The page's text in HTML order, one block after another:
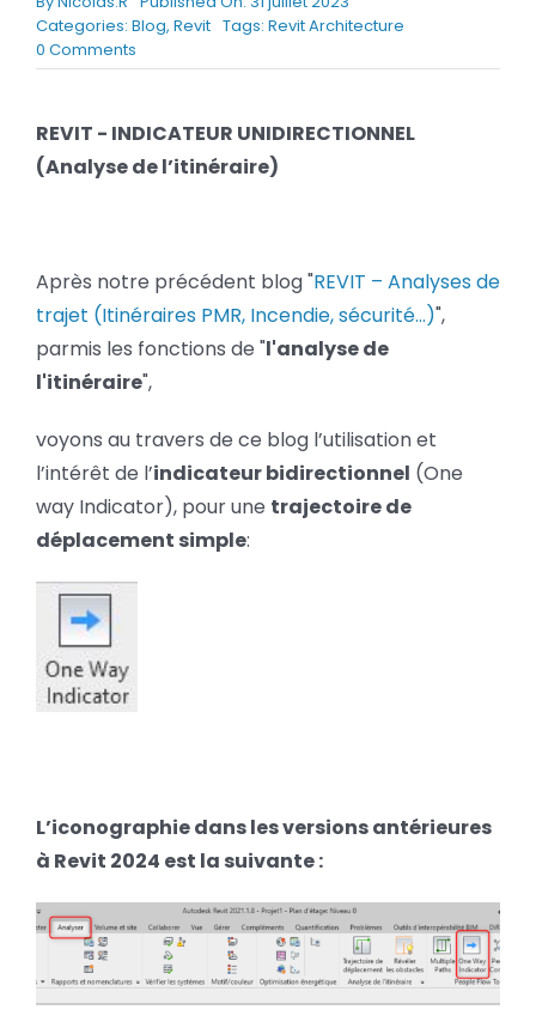
BLOG
Rechercher:
Categories: Blog, Revit Tags: Revit Architecture
0 Commentson
REVIT
UNIDIRECTIONNEL
(Trajectoire
REVIT - INDICATEUR UNIDIRECTIONNEL
(Analyse de l’itinéraire)
Après notre précédent blog "REVIT – Analyses de
trajet (Itinéraires PMR, Incendie, sécurité…)",
parmis les fonctions de "l'analyse de
l'itinéraire",
voyons au travers de ce blog l’utilisation et
l’intérêt de l’indicateur bidirectionnel (One
way Indicator), pour une trajectoire de
déplacement simple:
L’iconographie dans les versions antérieures
à Revit 2024 est la suivante :